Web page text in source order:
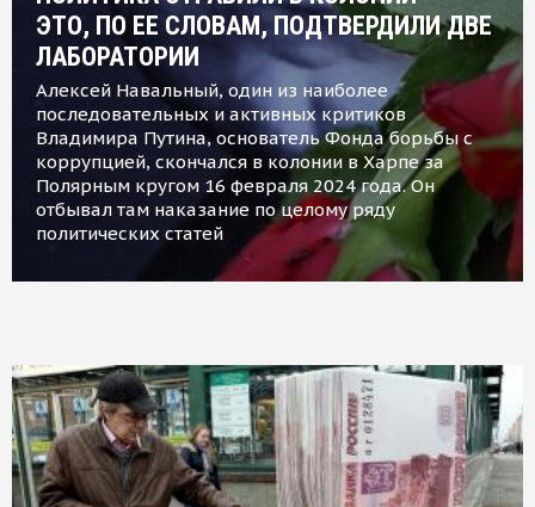
ЭТО, ПО ЕЕ СЛОВАМ, ПОДТВЕРДИЛИ ДВЕ
ЛАБОРАТОРИИ
Алексей Навальный, один из наиболее
последовательных и активных критиков
Владимира Путина, основатель Фонда борьбы с
коррупцией, скончался в колонии в Харпе за
Полярным кругом 16 февраля 2024 года. Он
отбывал там наказание по целому ряду
политических статей